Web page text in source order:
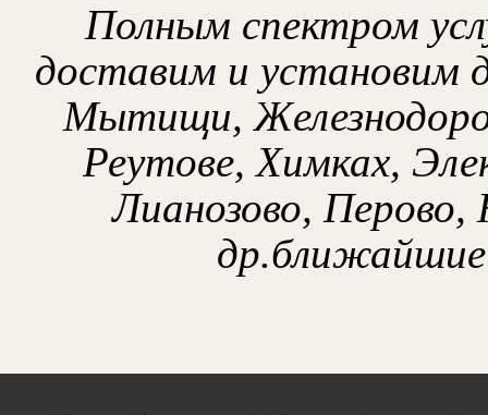
Полным спектром
доставим и установим
Мытищи,
Реутове, Химках,
Лианозово, Перово,